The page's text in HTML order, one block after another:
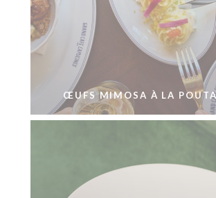
ŒUFS MIMOSA À LA